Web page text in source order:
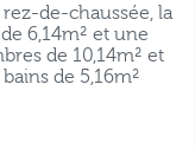
de-chaussée, la
6,14m² et une
de 10,14m² et
de 5,16m²